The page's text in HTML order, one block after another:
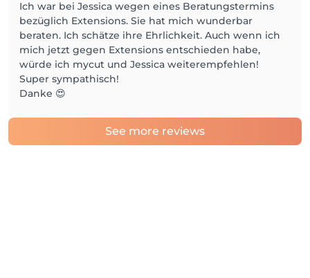
Ich war bei Jessica wegen eines Beratungstermins
bezüglich Extensions. Sie hat mich wunderbar
beraten. Ich schätze ihre Ehrlichkeit. Auch wenn ich
mich jetzt gegen Extensions entschieden habe,
würde ich mycut und Jessica weiterempfehlen!
Super sympathisch!
Danke 😍
See more reviews